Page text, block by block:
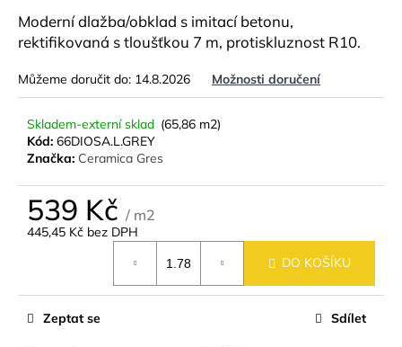
Moderní dlažba/obklad s imitací betonu,
rektifikovaná s tloušťkou 7 m, protiskluznost R10.
Můžeme doručit do: 14.8.2026 Možnosti doručení
Skladem-externí sklad (65,86 m2)
Kód: 66DIOSA.L.GREY
Značka: Ceramica Gres
539 Kč / m2
445,45 Kč bez DPH
DO KOŠÍKU
Zeptat se Sdílet
HLEDAT
D
o
p
r
u
č
e
m